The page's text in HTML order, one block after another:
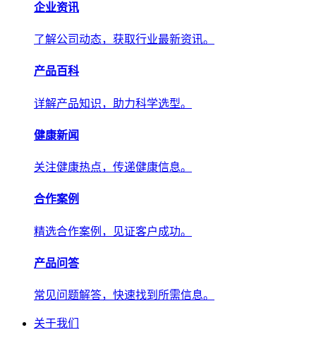
企业资讯
了解公司动态，获取行业最新资讯。
产品百科
详解产品知识，助力科学选型。
健康新闻
关注健康热点，传递健康信息。
合作案例
精选合作案例，见证客户成功。
产品问答
常见问题解答，快速找到所需信息。
关于我们